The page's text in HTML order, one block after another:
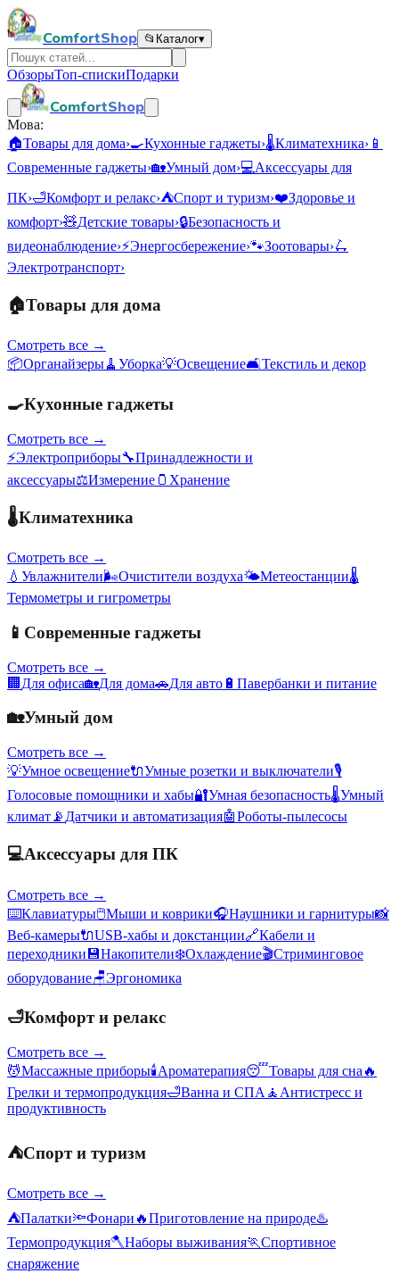
ComfortShop 📂 Каталог▾
ОбзорыТоп-спискиПодарки
ComfortShop
Мова:
🏠Товары для дома›🍳Кухонные гаджеты›🌡️Климатехника› 📱
Современные гаджеты›🏡Умный дом›💻Аксессуары для
ПК›🛁Комфорт и релакс›⛺Спорт и туризм›❤️Здоровье и
комфорт›🧸Детские товары›🔒Безопасность и
видеонаблюдение›⚡Энергосбережение›🐾Зоотовары›🛴
Электротранспорт›
🏠Товары для дома
Смотреть все →
📦Органайзеры🧹 Уборка💡Освещение🛋️Текстиль и декор
🍳Кухонные гаджеты
Смотреть все →
⚡Электроприборы🔧Принадлежности и
аксессуары⚖️Измерение 🫙 Хранение
🌡️Климатехника
Смотреть все →
💧 Увлажнители🌬️Очистители воздуха🌤️Метеостанции🌡️
Термометры и гигрометры
📱 Современные гаджеты
Смотреть все →
🏢 Для офиса🏡Для дома🚗Для авто 🔋 Павербанки и питание
🏡Умный дом
Смотреть все →
💡Умное освещение🔌Умные розетки и выключатели🎙️
Голосовые помощники и хабы🔐Умная безопасность🌡️Умный
климат 📡 Датчики и автоматизация🤖Роботы-пылесосы
💻Аксессуары для ПК
Смотреть все →
⌨️Клавиатуры🖱️Мыши и коврики🎧Наушники и гарнитуры📸
Веб-камеры🔌USB-хабы и докстанции🔗Кабели и
переходники 💾Накопители❄️Охлаждение🎬Стриминговое
оборудование🪑Эргономика
🛁Комфорт и релакс
Смотреть все →
💆Массажные приборы🕯️Ароматерапия😴Товары для сна 🔥
Грелки и термопродукция🛁Ванна и СПА 🧘 Антистресс и
продуктивность
⛺Спорт и туризм
Смотреть все →
⛺Палатки🔦Фонари 🔥Приготовление на природе♨️
Термопродукция🪓Наборы выживания🏃Спортивное
снаряжение